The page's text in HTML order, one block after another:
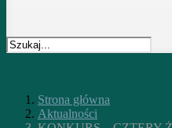
Strona główna
Aktualności